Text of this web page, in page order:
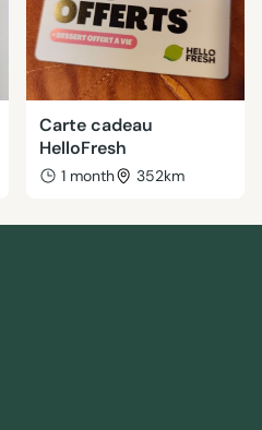
Carte cadeau
HelloFresh
1 month 352km